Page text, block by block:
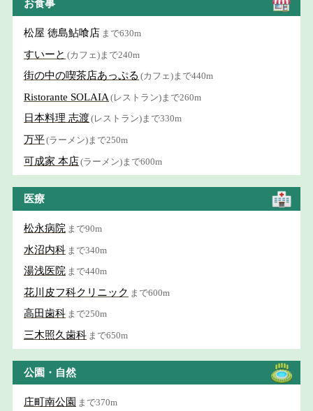
お食事
松屋 徳島鮎喰店 まで630m
すいーと (カフェ)まで240m
街の中の喫茶店あっぷる (カフェ)まで440m
Ristorante SOLAIA (レストラン)まで260m
日本料理 志渡(レストラン)まで330m
万平(ラーメン)まで250m
可成家 本店(ラーメン)まで600m
医療
松永病院 まで90m
水沼内科 まで340m
湯浅医院 まで440m
花川皮フ科クリニック まで600m
高田歯科 まで250m
三木照久歯科 まで650m
公園・自然
庄町南公園 まで370m